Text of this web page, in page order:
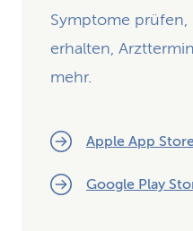
Symptome
erhalten,
mehr.
Apple App
Google Play